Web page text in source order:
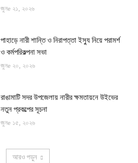
জুনe ২১, ২০২৬
পাহাড়ে নারী শান্তি ও নিরাপত্তা ইস্যু নিয়ে পরামর্শ
ও কর্মপরিকল্পনা সভা
জুনe ২০, ২০২৬
রাঙামাটি সদর উপজেলায় নারীর ক্ষমতায়নে উইভের
নতুন প্রকল্পের সূচনা
জুনe ১৫, ২০২৬
আরও পড়ুন